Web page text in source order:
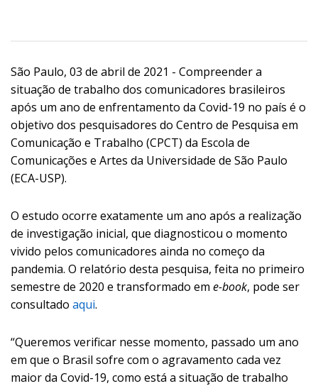
São Paulo, 03 de abril de 2021 - Compreender a
situação de trabalho dos comunicadores brasileiros
após um ano de enfrentamento da Covid-19 no país é o
objetivo dos pesquisadores do Centro de Pesquisa em
Comunicação e Trabalho (CPCT) da Escola de
Comunicações e Artes da Universidade de São Paulo
(ECA-USP).
O estudo ocorre exatamente um ano após a realização
de investigação inicial, que diagnosticou o momento
vivido pelos comunicadores ainda no começo da
pandemia. O relatório desta pesquisa, feita no primeiro
semestre de 2020 e transformado em e-book, pode ser
consultado aqui.
“Queremos verificar nesse momento, passado um ano
em que o Brasil sofre com o agravamento cada vez
maior da Covid-19, como está a situação de trabalho